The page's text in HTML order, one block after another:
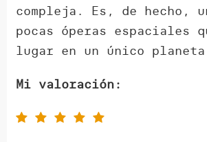
compleja. Es, de hecho,
pocas óperas espaciales
lugar en un único
Mi valoración: